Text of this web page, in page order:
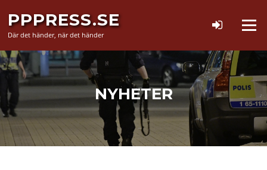
innehåll
PPPRESS.SE
Där det händer, när det händer
Meny
NYHETER